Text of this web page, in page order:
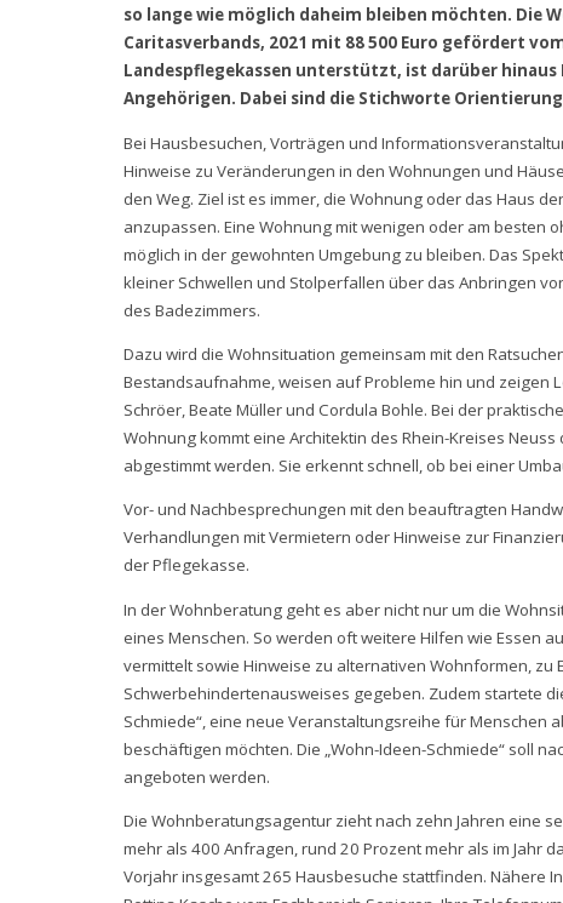
so lange wie möglich daheim bleiben möchten. Die
Caritasverbands, 2021 mit 88 500 Euro gefördert
Landespflegekassen unterstützt, ist darüber
Angehörigen. Dabei sind die Stichworte
Bei Hausbesuchen, Vorträgen und
Hinweise zu Veränderungen in den Wohnungen und
den Weg. Ziel ist es immer, die Wohnung oder das Haus
anzupassen. Eine Wohnung mit wenigen oder am besten
möglich in der gewohnten Umgebung zu bleiben. Das
kleiner Schwellen und Stolperfallen über das Anbringen
des Badezimmers.
Dazu wird die Wohnsituation gemeinsam mit den
Bestandsaufnahme, weisen auf Probleme hin und zeigen
Schröer, Beate Müller und Cordula Bohle. Bei der
Wohnung kommt eine Architektin des Rhein-Kreises
abgestimmt werden. Sie erkennt schnell, ob bei einer
Vor- und Nachbesprechungen mit den beauftragten
Verhandlungen mit Vermietern oder Hinweise zur
der Pflegekasse.
In der Wohnberatung geht es aber nicht nur um die
eines Menschen. So werden oft weitere Hilfen wie Essen
vermittelt sowie Hinweise zu alternativen Wohnformen,
Schwerbehindertenausweises gegeben. Zudem startete
Schmiede“, eine neue Veranstaltungsreihe für Menschen
beschäftigen möchten. Die „Wohn-Ideen-Schmiede“ soll
angeboten werden.
Die Wohnberatungsagentur zieht nach zehn Jahren eine
mehr als 400 Anfragen, rund 20 Prozent mehr als im Jahr
Vorjahr insgesamt 265 Hausbesuche stattfinden. Nähere